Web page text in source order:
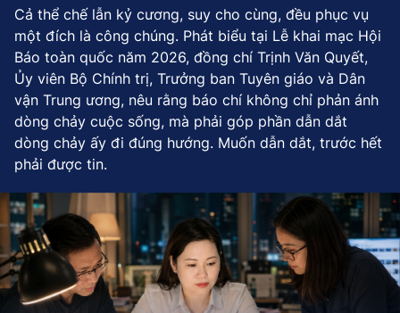
Cả thể chế lẫn kỷ cương, suy cho cùng, đều phục vụ
một đích là công chúng. Phát biểu tại Lễ khai mạc Hội
Báo toàn quốc năm 2026, đồng chí Trịnh Văn Quyết,
Ủy viên Bộ Chính trị, Trưởng ban Tuyên giáo và Dân
vận Trung ương, nêu rằng báo chí không chỉ phản ánh
dòng chảy cuộc sống, mà phải góp phần dẫn dắt
dòng chảy ấy đi đúng hướng. Muốn dẫn dắt, trước hết
phải được tin.